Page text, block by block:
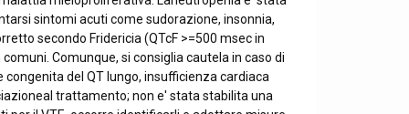
sintomi acuti come sudorazione, insonnia,
secondo Fridericia (QTcF >=500 msec in
Comunque, si consiglia cautela in caso di
del QT lungo, insufficienza cardiaca
trattamento; non e' stata stabilita una